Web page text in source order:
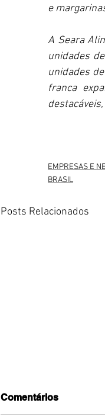
e
A Seara
unidades
unidades
franca
EMPRESAS E
BRASIL
Posts Relacionados
Comentários